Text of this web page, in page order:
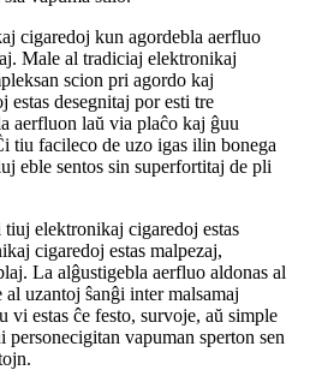
cigaredoj kun agordebla aerfluo
Male al tradiciaj elektronikaj
scion pri agordo kaj
desegnitaj por esti tre
aerfluon laŭ via plaĉo kaj ĝuu
tiu facileco de uzo igas ilin bonega
eble sentos sin superfortitaj de pli
elektronikaj cigaredoj estas
cigaredoj estas malpezaj,
La alĝustigebla aerfluo aldonas al
uzantoj ŝanĝi inter malsamaj
estas ĉe festo, survoje, aŭ simple
vapuman sperton sen